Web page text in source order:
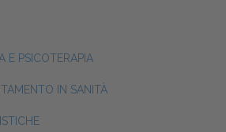
E PSICOTERAPIA
IN SANITÀ